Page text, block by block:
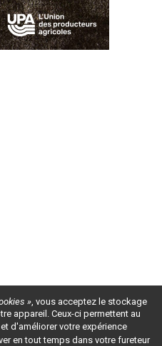
», vous acceptez le stockage
appareil. Ceux-ci permettent au
d'améliorer votre expérience
en tout temps dans votre fureteur